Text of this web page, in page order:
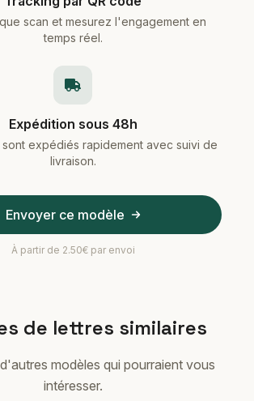
scan et mesurez l'engagement en
temps réel.
Expédition sous 48h
expédiés rapidement avec suivi de
livraison.
Envoyer ce modèle
À partir de 2.50€ par envoi
de lettres similaires
modèles qui pourraient vous
intéresser.